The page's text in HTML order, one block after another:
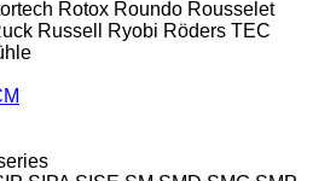
Rotox Roundo Rousselet
Russell Ryobi Röders TEC